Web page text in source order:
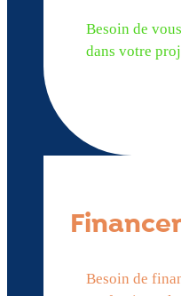
Besoin de
dans votre
Besoin de